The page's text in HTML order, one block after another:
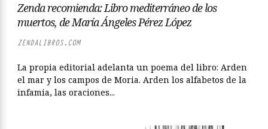
Zenda recomienda: Libro mediterráneo de los
muertos, de María Ángeles Pérez López
ZENDALIBROS.COM
La propia editorial adelanta un poema del libro: Arden
el mar y los campos de Moria. Arden los alfabetos de la
infamia, las oraciones...